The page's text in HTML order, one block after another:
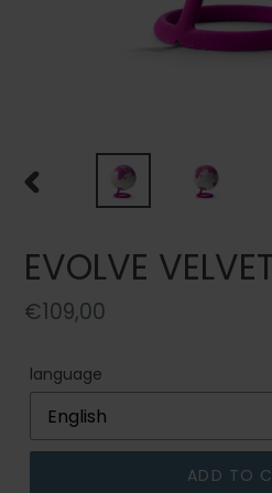
PREVIOUS
EVOLVE
Regular
€109,00
language
ADD TO